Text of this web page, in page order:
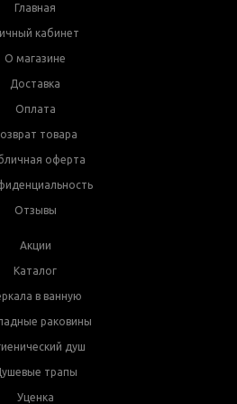
Главная
кабинет
О магазине
Доставка
Оплата
товара
оферта
Отзывы
Акции
Каталог
в ванную
раковины
душ
трапы
Уценка